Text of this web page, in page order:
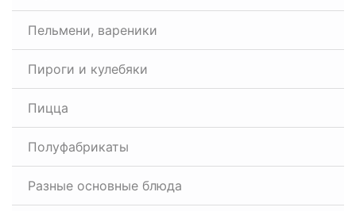
Пельмени, вареники
Пироги и кулебяки
Пицца
Полуфабрикаты
Разные основные блюда